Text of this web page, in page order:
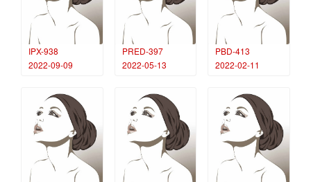
IPX-938
2022-09-09
PRED-397
2022-05-13
PBD-413
2022-02-11